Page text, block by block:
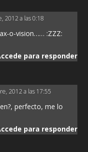
2012 a las 0:18
o-vision…… :ZZZ:
para responder
2012 a las 17:55
perfecto, me lo
para responder